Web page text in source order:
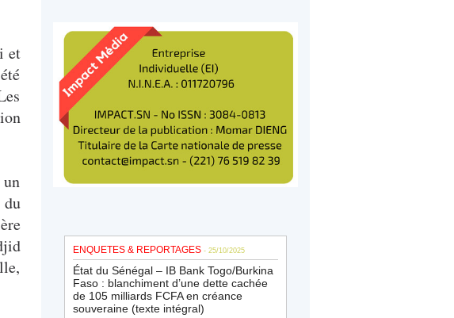
et
ENQUETES & REPORTAGES - 25/10/2025
État du Sénégal – IB Bank Togo/Burkina
Faso : blanchiment d’une dette cachée
de 105 milliards FCFA en créance
souveraine (texte intégral)